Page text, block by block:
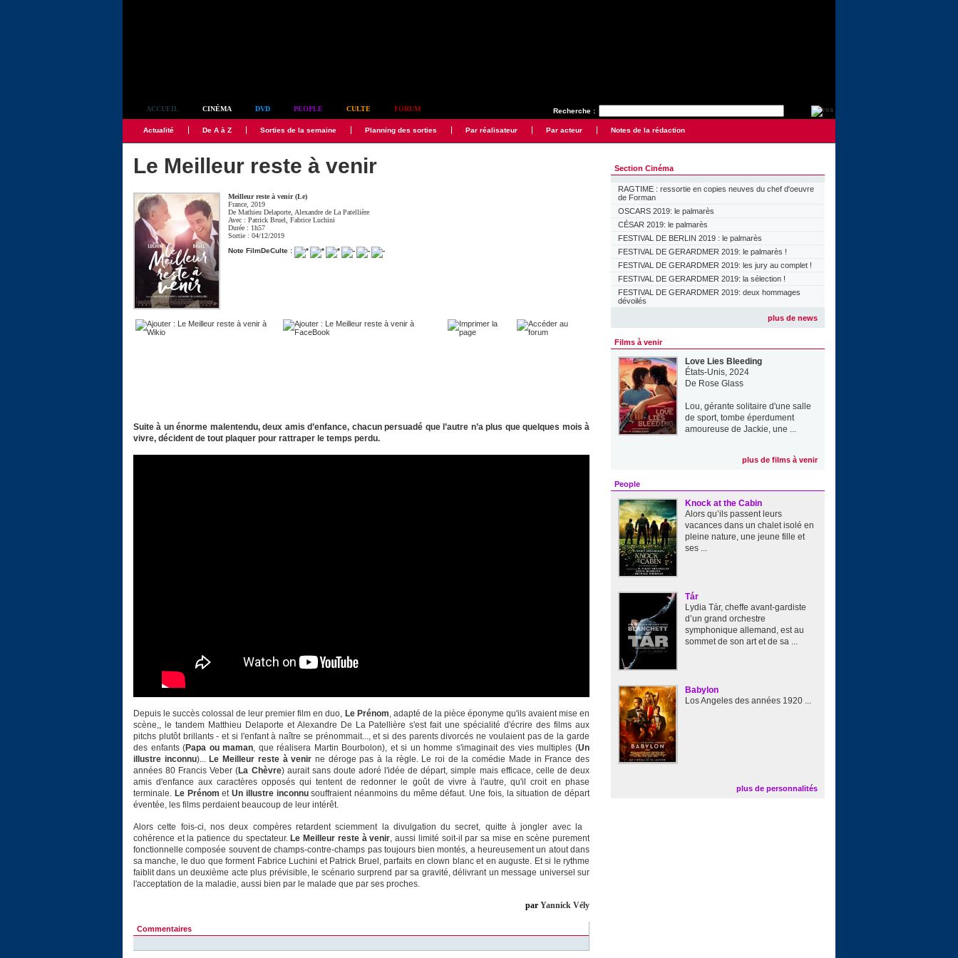
Recherche :
ACCUEIL CINÉMA DVD PEOPLE CULTE FORUM
Actualité De A à Z Sorties de la semaine Planning des sorties Par réalisateur Par acteur Notes de la rédaction
Le Meilleur reste à venir
Meilleur reste à venir (Le)
France, 2019
DeMathieu Delaporte Alexandre de La Patellière
Avec :Patrick Bruel ,Fabrice Luchini
Durée : 1h57
Sortie : 04/12/2019
Note FilmDeCulte :
Suite à un énorme malentendu, deux amis d’enfance, chacun persuadé que l’autre n’a plus que quelques mois à
vivre, décident de tout plaquer pour rattraper le temps perdu.
Depuis le succès colossal de leur premier film en duo, Le Prénom, adapté de la pièce éponyme qu'ils avaient mise en
scène,, le tandem Matthieu Delaporte et Alexandre De La Patellière s'est fait une spécialité d'écrire des films aux
pitchs plutôt brillants - et si l'enfant à naître se prénommait..., et si des parents divorcés ne voulaient pas de la garde
des enfants (Papa ou maman, que réalisera Martin Bourbolon), et si un homme s'imaginait des vies multiples (Un
illustre inconnu)... Le Meilleur reste à venir ne déroge pas à la règle. Le roi de la comédie Made in France des
années 80 Francis Veber (La Chèvre) aurait sans doute adoré l'idée de départ, simple mais efficace, celle de deux
amis d'enfance aux caractères opposés qui tentent de redonner le goût de vivre à l'autre, qu'il croit en phase
terminale. Le Prénom etUn illustre inconnusouffraient néanmoins du même défaut. Une fois, la situation de départ
éventée, les films perdaient beaucoup de leur intérêt.
Alors cette fois-ci, nos deux compères retardent sciemment la divulgation du secret, quitte à jongler avec la
cohérence et la patience du spectateur. Le Meilleur reste à venir, aussi limité soit-il par sa mise en scène purement
fonctionnelle composée souvent de champs-contre-champs pas toujours bien montés, a heureusement un atout dans
sa manche, le duo que forment Fabrice Luchini et Patrick Bruel, parfaits en clown blanc et en auguste. Et si le rythme
faiblit dans un deuxième acte plus prévisible, le scénario surprend par sa gravité, délivrant un message universel sur
l'acceptation de la maladie, aussi bien par le malade que par ses proches.
par Yannick Vély
Commentaires
Section Cinéma
RAGTIME : ressortie en copies neuves du chef d'oeuvre
de Forman
OSCARS 2019: le palmarès
CÉSAR 2019: le palmarès
FESTIVAL DE BERLIN 2019 : le palmarès
FESTIVAL DE GERARDMER 2019: le palmarès !
FESTIVAL DE GERARDMER 2019: les jury au complet !
FESTIVAL DE GERARDMER 2019: la sélection !
FESTIVAL DE GERARDMER 2019: deux hommages
dévoilés
plus de news
Films à venir
Love Lies Bleeding
États-Unis, 2024
De Rose Glass
Lou, gérante solitaire d'une salle
de sport, tombe éperdument
amoureuse de Jackie, une ...
plus de films à venir
People
Knock at the Cabin
Alors qu’ils passent leurs
vacances dans un chalet isolé en
pleine nature, une jeune fille et
ses ...
Tár
Lydia Tár, cheffe avant-gardiste
d’un grand orchestre
symphonique allemand, est au
sommet de son art et de sa ...
Babylon
Los Angeles des années 1920 ...
plus de personnalités